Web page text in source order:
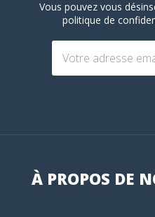
Vous pouvez vous
politique de
À PROPOS DE